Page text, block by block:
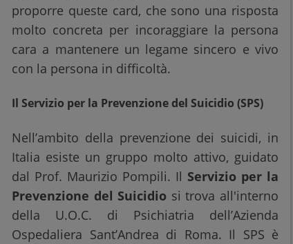
proporre queste card, che sono una risposta
molto concreta per incoraggiare la persona
cara a mantenere un legame sincero e vivo
con la persona in difficoltà.
Il Servizio per la Prevenzione del Suicidio (SPS)
Nell’ambito della prevenzione dei suicidi, in
Italia esiste un gruppo molto attivo, guidato
dal Prof. Maurizio Pompili. Il Servizio per la
Prevenzione del Suicidio si trova all'interno
della U.O.C. di Psichiatria dell’Azienda
Ospedaliera Sant’Andrea di Roma. Il SPS è